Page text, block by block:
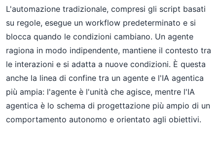
L'automazione tradizionale, compresi gli script basati
su regole, esegue un workflow predeterminato e si
blocca quando le condizioni cambiano. Un agente
ragiona in modo indipendente, mantiene il contesto tra
le interazioni e si adatta a nuove condizioni. È questa
anche la linea di confine tra un agente e l'IA agentica
più ampia: l'agente è l'unità che agisce, mentre l'IA
agentica è lo schema di progettazione più ampio di un
comportamento autonomo e orientato agli obiettivi.